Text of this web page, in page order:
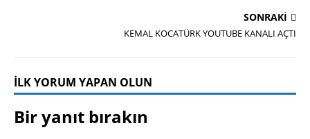
SONRAKI
KEMAL KOCATÜRK YOUTUBE KANALI AÇTI
İLK YORUM YAPAN OLUN
Bir yanıt bırakın